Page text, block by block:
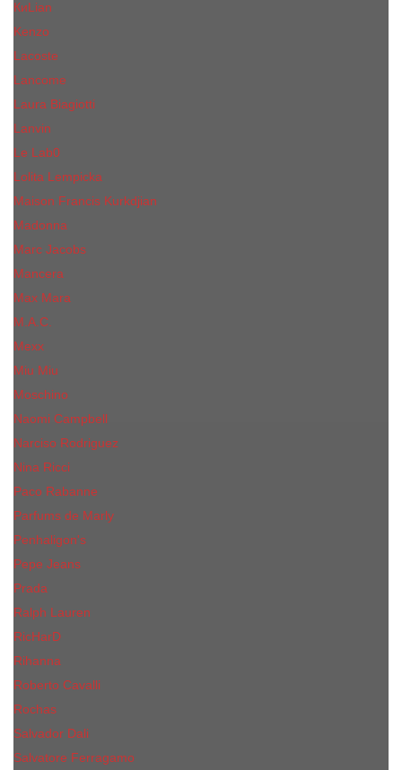
КиLian
Kenzo
Lacoste
Lancome
Laura Biagiotti
Lanvin
Lе Lab0
Lolita Lempicka
Maison Francis Kurkdjian
Madonna
Marc Jacobs
Mancera
Max Mara
M.А.C.
Mexx
Miu Miu
Mоsсhino
Naomi Campbell
Narciso Rodriguez
Nina Ricci
Paco Rabanne
Parfums de Marly
Penhaligon's
Pepe Jeans
Prada
Ralph Lauren
RicHarD
Rihanna
Roberto Cavalli
Rochas
Salvador Dali
Salvatore Ferragamo